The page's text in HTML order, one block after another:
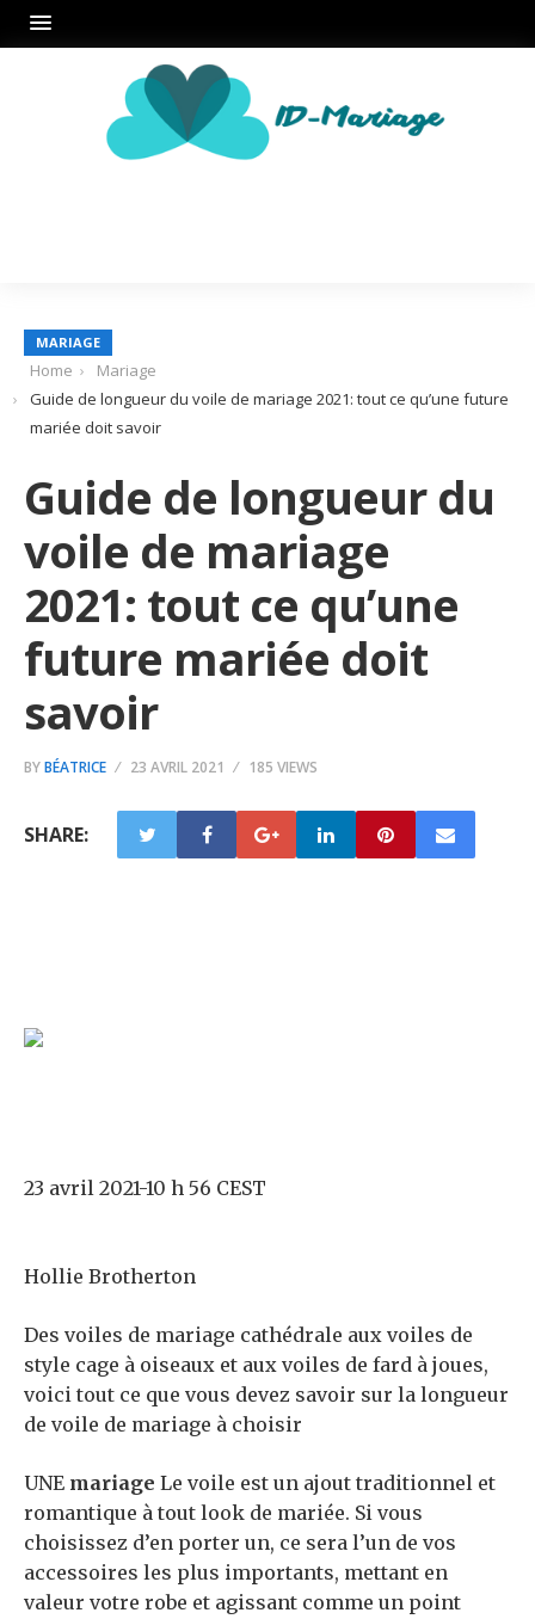
MARIAGE
Home
Mariage
Guide de longueur du voile de mariage 2021: tout ce qu’une future
mariée doit savoir
Guide de longueur du
voile de mariage
2021: tout ce qu’une
future mariée doit
savoir
BYBÉATRICE 23 AVRIL 2021 185 VIEWS
SHARE:
23 avril 2021-10 h 56 CEST
Hollie Brotherton
Des voiles de mariage cathédrale aux voiles de
style cage à oiseaux et aux voiles de fard à joues,
voici tout ce que vous devez savoir sur la longueur
de voile de mariage à choisir
UNE mariage Le voile est un ajout traditionnel et
romantique à tout look de mariée. Si vous
choisissez d’en porter un, ce sera l’un de vos
accessoires les plus importants, mettant en
valeur votre robe et agissant comme un point